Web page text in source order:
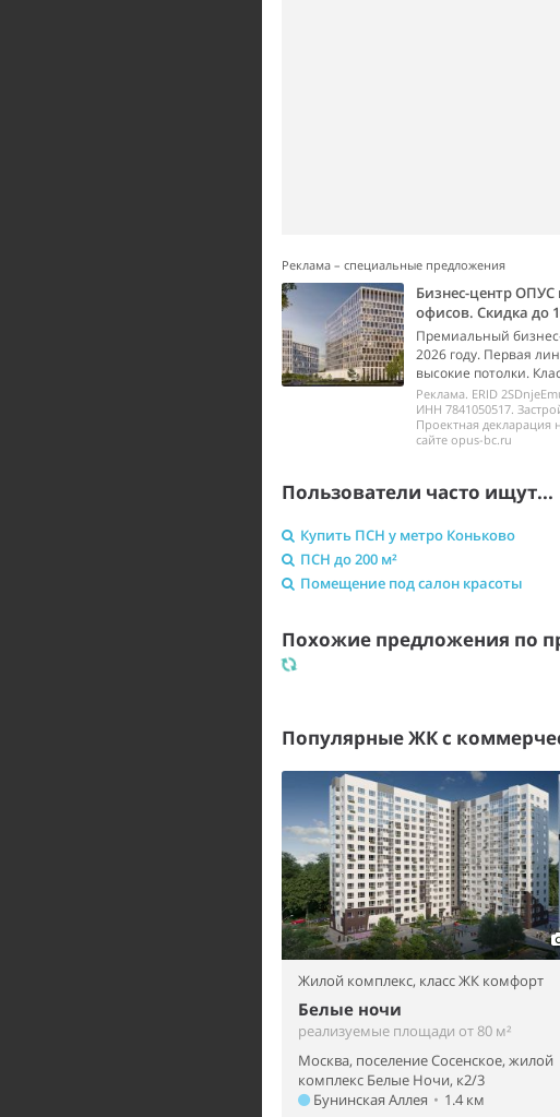
Реклама – специальные предложения
Бизнес-центр
офисов. Скидка до
Премиальный бизнес-
2026 году. Первая
высокие потолки.
Реклама. ERID
ИНН 7841050517.
Проектная
сайте opus-bc.ru
Пользователи часто ищут...
Купить ПСН у метро Коньково
ПСН до 200 м²
Помещение под салон красоты
Похожие предложения по
Популярные ЖК с
Жилой комплекс, класс ЖК комфорт
Белые ночи
реализуемые площади от 80 м²
Москва, поселение Сосенское, жилой
комплекс Белые Ночи, к2/3
Бунинская Аллея • 1.4 км